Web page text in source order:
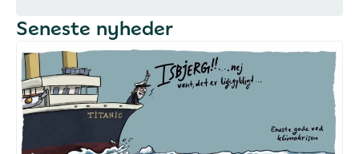
Seneste nyheder